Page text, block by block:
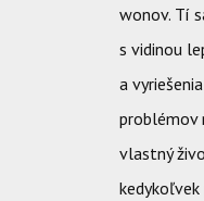
wonov. Tí
s vidinou
a
problémov
vlastný